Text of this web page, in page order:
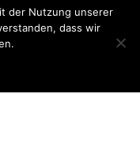
der Nutzung unserer
dass wir